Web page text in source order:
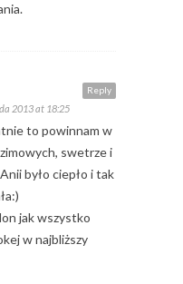
Reply
2013 at 18:25
to powinnam w
swetrze i
było ciepło i tak
jak wszystko
w najbliższy